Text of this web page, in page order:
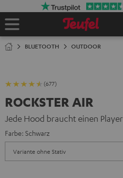
Startseite
BLUETOOTH OUTDOOR
(677)
ROCKSTER AIR
Jede Hood braucht einen Player
Farbe: Schwarz